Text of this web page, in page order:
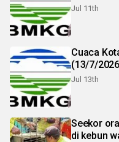
Jul 11th
Cuaca
(13/7/
Jul 13th
Seekor
di kebun